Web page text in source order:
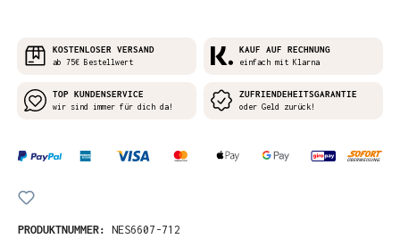
KOSTENLOSER VERSAND
ab 75€ Bestellwert
KAUF AUF RECHNUNG
einfach mit Klarna
TOP KUNDENSERVICE
wir sind immer für dich da!
ZUFRIENDEHEITSGARANTIE
oder Geld zurück!
PRODUKTNUMMER: NES6607-712